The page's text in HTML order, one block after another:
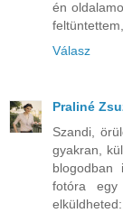
én
Válasz
Praliné
Szandi,
gyakran,
fotóra
elküldheted: